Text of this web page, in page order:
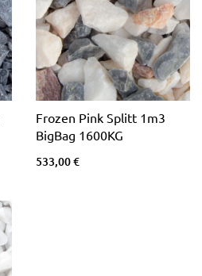
Frozen Pink Splitt 1m3
BigBag 1600KG
533,00 €